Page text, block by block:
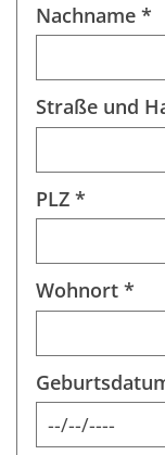
Nachname *
Straße und
PLZ *
Wohnort *